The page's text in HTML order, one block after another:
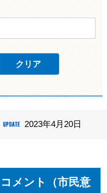
2023年4月20日
メント（市民意